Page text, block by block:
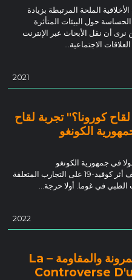
الملحة المرتبطة بزيادة
حول البيئات المتأثرة
ظهور فيروس كوفيد-19. نحن نرى أن نقل الأبحاث عبر الإنترنت
الاجتماعية...
2021
كورونا؟" تجربة لقاح
كوفيد-19 في جمهورية الكونغو
الإيبولا في جمهورية الكونغو
الديمقراطية. في هذه المقالة، ندرس كيف أثر كوفيد-19 على التجارب المتعلقة
الطبي في غوما. أولا حرجة…
2022
(De) Masqué: الحيلة والمرونة والمقاومة – La
Controverse